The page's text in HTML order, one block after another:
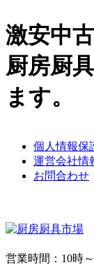
激安中
厨房厨
ます。
個人情報保
運営会社情
お問合わせ
営業時間：10時